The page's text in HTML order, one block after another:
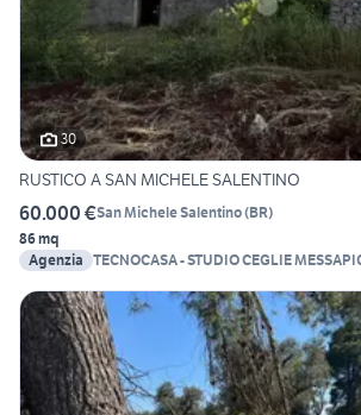
30
RUSTICO A SAN MICHELE SALENTINO
60.000 €San Michele Salentino(BR)
86 mq
Agenzia TECNOCASA - STUDIO CEGLIE